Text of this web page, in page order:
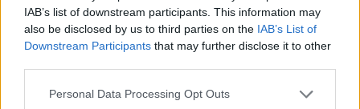
IAB’s list of downstream participants. This information may
also be disclosed by us to third parties on the IAB’s List of
Downstream Participants that may further disclose it to other
Personal Data Processing Opt Outs
http://www.mugyujtokhaza.hu
Bemutatkozás: 2013 nyarán nyitottuk meg Galériánkat
Budapesten, a II. kerületben. Célunk, hogy az eladók optimális
áron, gyorsan találjanak vevőt műtárgyaikra, az eladók pedig
kínálatunkból. Ezért is rendezünk minden második héten,